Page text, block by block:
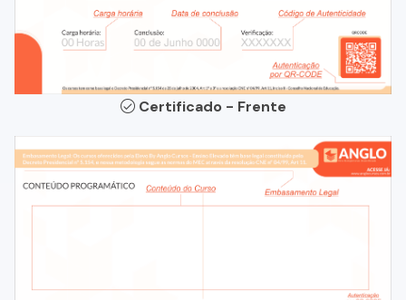
Certificado - Frente